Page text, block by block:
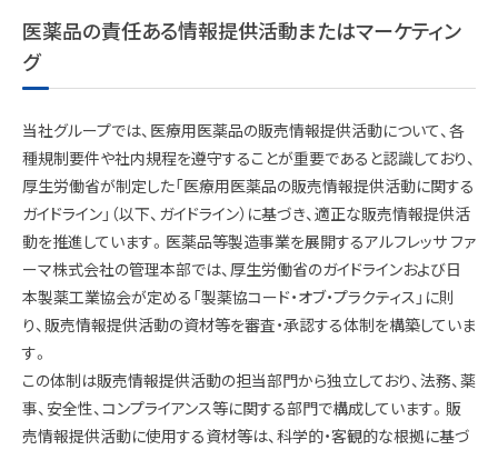
医薬品の責任ある情報提供活動またはマーケティン
グ
当社グループでは、医療用医薬品の販売情報提供活動について、各
種規制要件や社内規程を遵守することが重要であると認識しており、
厚生労働省が制定した「医療用医薬品の販売情報提供活動に関する
ガイドライン」（以下、ガイドライン）に基づき、適正な販売情報提供活
動を推進しています。医薬品等製造事業を展開するアルフレッサ ファ
ーマ株式会社の管理本部では、厚生労働省のガイドラインおよび日
本製薬工業協会が定める「製薬協コード・オブ・プラクティス」に則
り、販売情報提供活動の資材等を審査・承認する体制を構築していま
す。
この体制は販売情報提供活動の担当部門から独立しており、法務、薬
事、安全性、コンプライアンス等に関する部門で構成しています。販
売情報提供活動に使用する資材等は、科学的・客観的な根拠に基づ